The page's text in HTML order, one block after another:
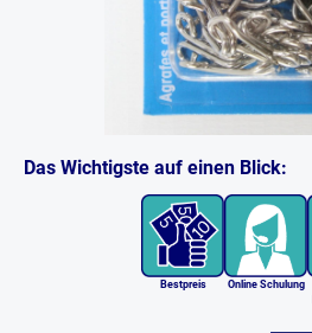
Das Wichtigste auf einen Blick:
Bestpreis Online Schulung